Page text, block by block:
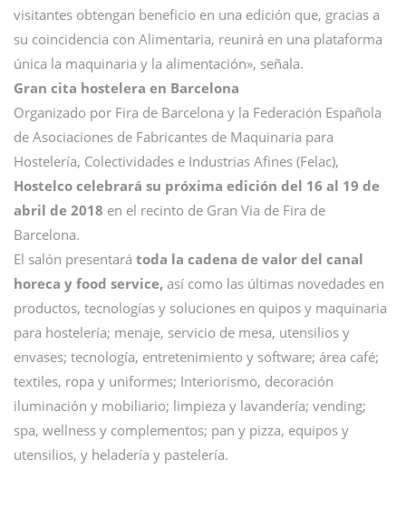
visitantes obtengan beneficio en una edición que, gracias a
su coincidencia con Alimentaria, reunirá en una plataforma
única la maquinaria y la alimentación», señala.
Gran cita hostelera en Barcelona
Organizado por Fira de Barcelona y la Federación Española
de Asociaciones de Fabricantes de Maquinaria para
Hostelería, Colectividades e Industrias Afines (Felac),
Hostelco celebrará su próxima edición del 16 al 19 de
abril de 2018 en el recinto de Gran Via de Fira de
Barcelona.
El salón presentará toda la cadena de valor del canal
horeca y food service, así como las últimas novedades en
productos, tecnologías y soluciones en quipos y maquinaria
para hostelería; menaje, servicio de mesa, utensilios y
envases; tecnología, entretenimiento y software; área café;
textiles, ropa y uniformes; Interiorismo, decoración
iluminación y mobiliario; limpieza y lavandería; vending;
spa, wellness y complementos; pan y pizza, equipos y
utensilios, y heladería y pastelería.